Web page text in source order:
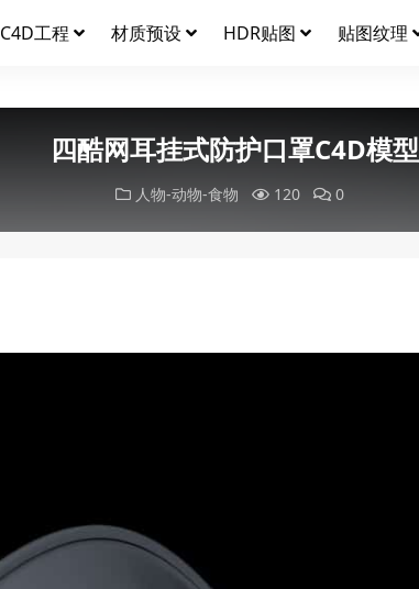
C4D工程 材质预设 HDR贴图 贴图纹理
四酷网耳挂式防护口罩C4D模型
人物-动物-食物 120 0